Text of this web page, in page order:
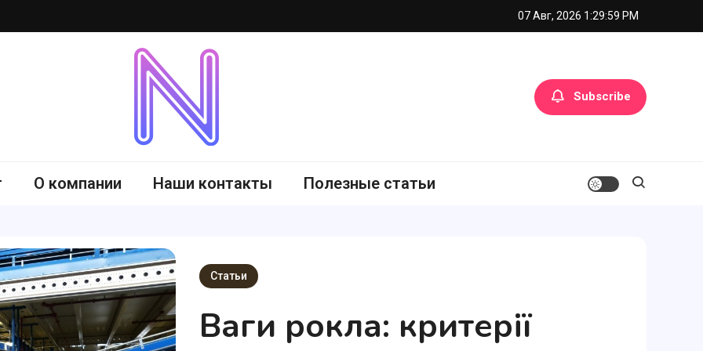
07 Авг, 2026 1:30:01 PM
Subscribe
О компании Наши контакты Полезные статьи
Статьи
Ваги рокла: критерії